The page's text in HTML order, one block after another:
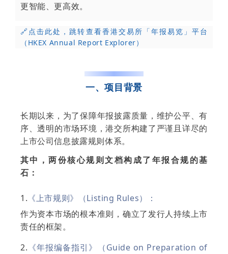
更智能、更高效。
🔗点击此处，跳转查看香港交易所「年报易览」平台
（HKEX Annual Report Explorer）
一、项目背景
长期以来，为了保障年报披露质量，维护公平、有
序、透明的市场环境，港交所构建了严谨且详尽的
上市公司信息披露规则体系。
其中，两份核心规则文档构成了年报合规的基
石：
1. 《上市规则》（Listing Rules）：
作为资本市场的根本准则，确立了发行人持续上市
责任的框架。
2. 《年报编备指引》（Guide on Preparation of